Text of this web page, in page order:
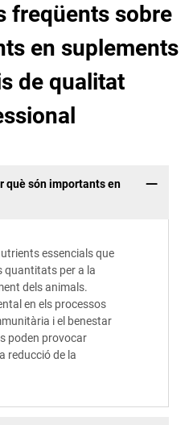
freqüents sobre
en suplements
de qualitat
què són importants en
essencials que
quantitats per a la
dels animals.
en els processos
i el benestar
poden provocar
reducció de la